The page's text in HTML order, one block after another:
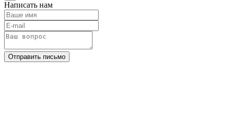
Написать нам
Отправить письмо